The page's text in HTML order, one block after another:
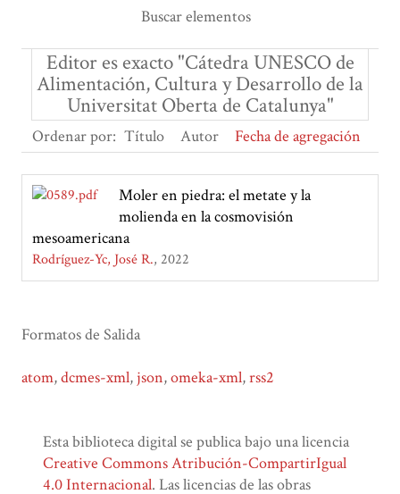
Buscar elementos
Editor es exacto "Cátedra UNESCO de
Alimentación, Cultura y Desarrollo de la
Universitat Oberta de Catalunya"
Ordenar por: Título Autor Fecha de agregación
Moler en piedra: el metate y la
molienda en la cosmovisión
mesoamericana
Rodríguez-Yc, José R. 2022
Formatos de Salida
atom,dcmes-xml, json,omeka-xml,rss2
Esta biblioteca digital se publica bajo una licencia
Creative Commons Atribución-CompartirIgual
4.0 Internacional. Las licencias de las obras